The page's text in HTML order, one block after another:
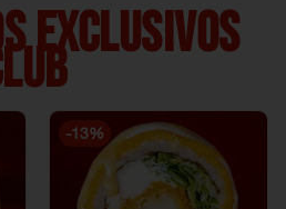
EXCLUSIVOS
-13%